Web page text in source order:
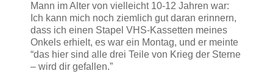
Mann im Alter von vielleicht 10-12 Jahren war:
Ich kann mich noch ziemlich gut daran erinnern,
dass ich einen Stapel VHS-Kassetten meines
Onkels erhielt, es war ein Montag, und er meinte
“das hier sind alle drei Teile von Krieg der Sterne
– wird dir gefallen.”